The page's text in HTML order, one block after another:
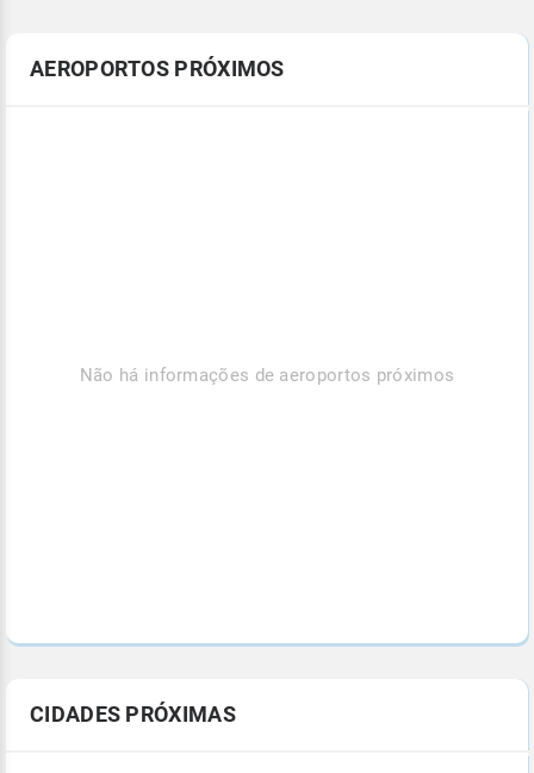
AEROPORTOS PRÓXIMOS
Não há informações de aeroportos próximos
CIDADES PRÓXIMAS